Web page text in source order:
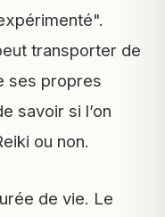
transporter de
ses propres
savoir si l’on
ou non.
de vie. Le